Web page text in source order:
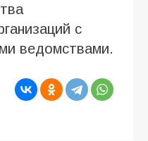
с
ведомствами.